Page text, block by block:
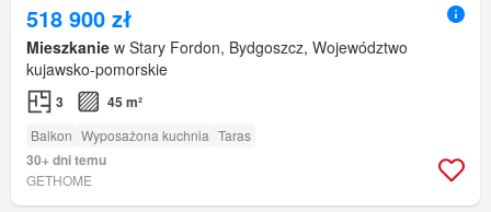
518 900 zł
Mieszkanie w Stary Fordon, Bydgoszcz, Województwo
kujawsko-pomorskie
3 45 m²
Balkon Wyposażona kuchnia Taras
30+ dni temu
GETHOME